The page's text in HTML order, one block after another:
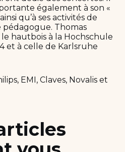
également à son «
qu’à ses activités de
pédagogue. Thomas
hautbois à la Hochschule
et à celle de Karlsruhe
EMI, Claves, Novalis et